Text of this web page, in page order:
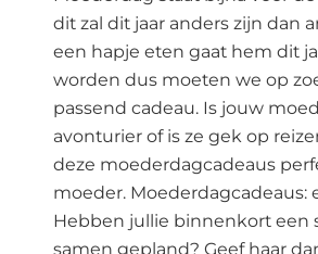
dit zal dit jaar anders zijn dan
een hapje eten gaat hem dit
worden dus moeten we op
passend cadeau. Is jouw
avonturier of is ze gek op
deze moederdagcadeaus
moeder. Moederdagcadeaus:
Hebben jullie binnenkort een
samen gepland? Geef haar